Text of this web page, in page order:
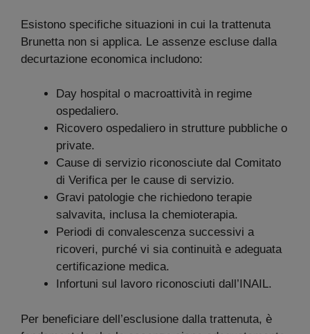
Esistono specifiche situazioni in cui la trattenuta
Brunetta non si applica. Le assenze escluse dalla
decurtazione economica includono:
Day hospital o macroattività in regime
ospedaliero.
Ricovero ospedaliero in strutture pubbliche o
private.
Cause di servizio riconosciute dal Comitato
di Verifica per le cause di servizio.
Gravi patologie che richiedono terapie
salvavita, inclusa la chemioterapia.
Periodi di convalescenza successivi a
ricoveri, purché vi sia continuità e adeguata
certificazione medica.
Infortuni sul lavoro riconosciuti dall’INAIL.
Per beneficiare dell’esclusione dalla trattenuta, è